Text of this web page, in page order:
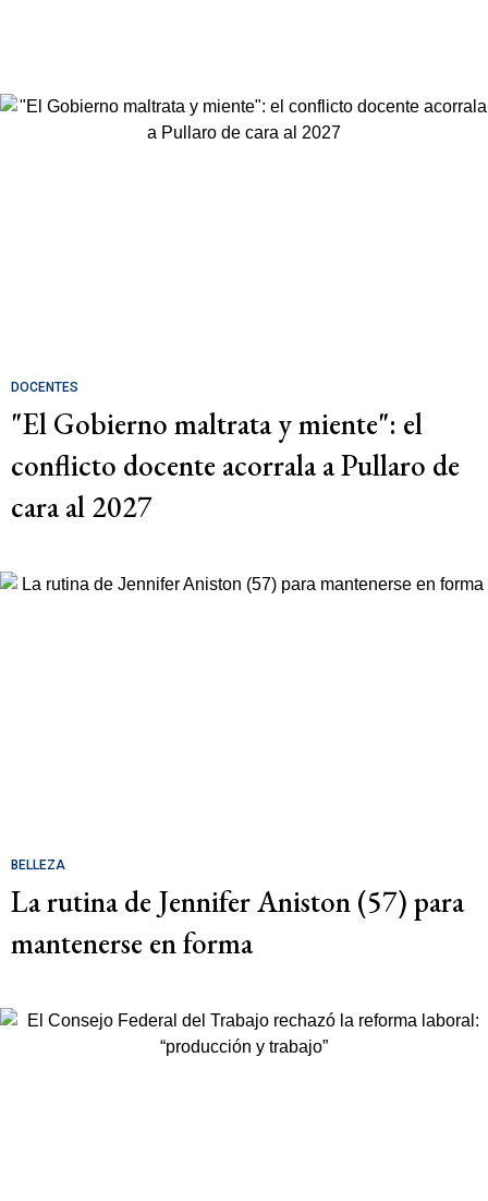
DOCENTES
"El Gobierno maltrata y miente": el
conflicto docente acorrala a Pullaro de
cara al 2027
BELLEZA
La rutina de Jennifer Aniston (57) para
mantenerse en forma